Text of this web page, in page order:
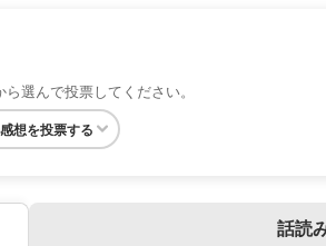
選んで投票してください。
想を投票する
話読